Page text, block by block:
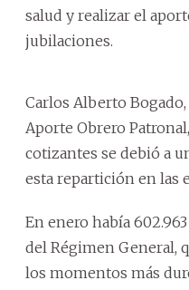
salud y realizar el
jubilaciones.
Carlos Alberto
Aporte Obrero
cotizantes se debió a
esta repartición en las
En enero había
del Régimen General,
los momentos más